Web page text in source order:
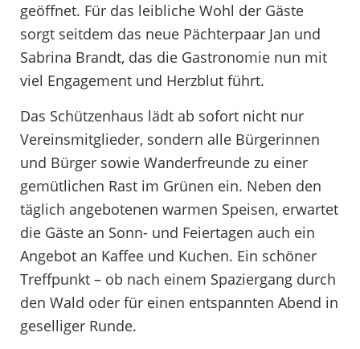
geöffnet. Für das leibliche Wohl der Gäste
sorgt seitdem das neue Pächterpaar Jan und
Sabrina Brandt, das die Gastronomie nun mit
viel Engagement und Herzblut führt.
Das Schützenhaus lädt ab sofort nicht nur
Vereinsmitglieder, sondern alle Bürgerinnen
und Bürger sowie Wanderfreunde zu einer
gemütlichen Rast im Grünen ein. Neben den
täglich angebotenen warmen Speisen, erwartet
die Gäste an Sonn- und Feiertagen auch ein
Angebot an Kaffee und Kuchen. Ein schöner
Treffpunkt – ob nach einem Spaziergang durch
den Wald oder für einen entspannten Abend in
geselliger Runde.